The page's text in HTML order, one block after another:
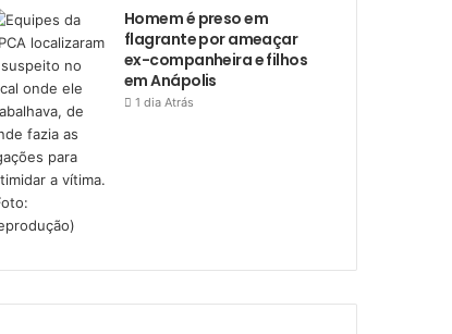
Homem é preso em
flagrante por ameaçar
ex-companheira e filhos
em Anápolis
1 dia Atrás